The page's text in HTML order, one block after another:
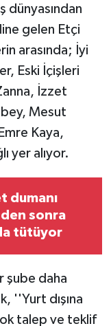
dünyasından
gelen Etçi
arasında; İyi
Eski İçişleri
İzzet
Mesut
Kaya,
yer alıyor.
dumanı
sonra
tütüyor
şube daha
''Yurt dışına
talep ve teklif